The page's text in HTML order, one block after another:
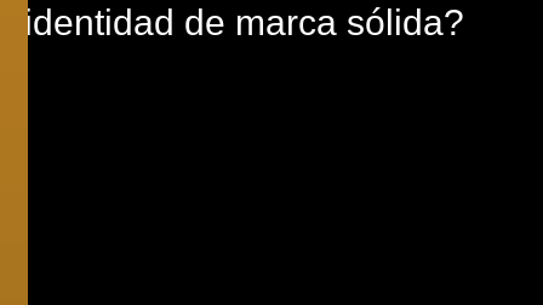
identidad de marca sólida?